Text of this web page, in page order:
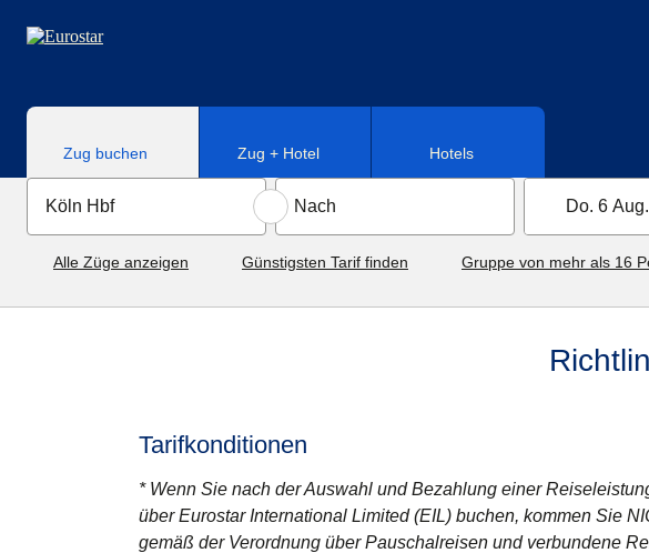
Zug buchen Zug + Hotel Hotels
Do. 6 Aug.
Alle Züge anzeigen Günstigsten Tarif finden Gruppe von mehr als 16
Tarifkonditionen
* Wenn Sie nach der Auswahl und Bezahlung einer
über Eurostar International Limited (EIL) buchen, kommen Sie
gemäß der Verordnung über Pauschalreisen und verbundene